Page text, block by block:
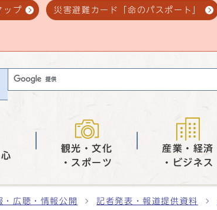
ップ 災害避難カード「命のパスポート」
観光・文化
・スポーツ
産業・経済
・ビジネス
・広聴・情報公開 記者発表・報道提供資料